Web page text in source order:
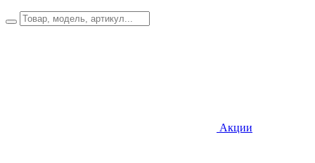
Акции